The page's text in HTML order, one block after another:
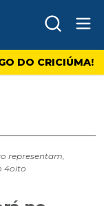
DO CRICIÚMA!
representam,
4oito